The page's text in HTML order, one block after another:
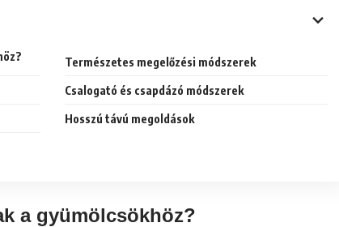
Természetes megelőzési módszerek
Csalogató és csapdázó módszerek
Hosszú távú megoldások
a gyümölcsökhöz?